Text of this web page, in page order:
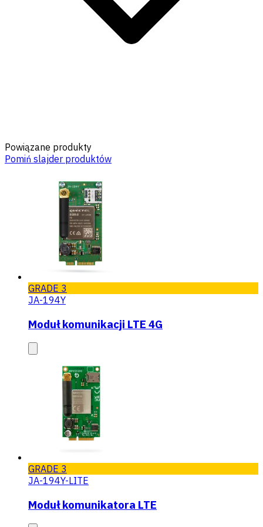
Powiązane produkty
Pomiń slajder produktów
GRADE 3
JA-194Y
Moduł komunikacji LTE 4G
GRADE 3
JA-194Y-LITE
Moduł komunikatora LTE